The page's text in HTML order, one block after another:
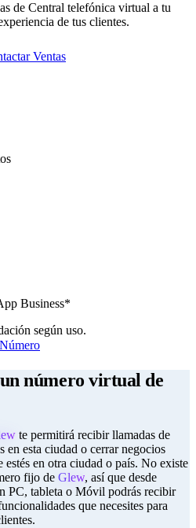
de Central telefónica virtual a tu
de tus clientes.
Ventas
Business*
según uso.
número virtual de
te permitirá recibir llamadas de
en esta ciudad o cerrar negocios
en otra ciudad o país. No existe
fijo de Glew, así que desde
PC, tableta o Móvil podrás recibir
que necesites para